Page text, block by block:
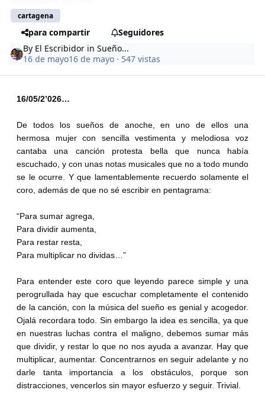
cartagena
para compartir
Seguidores
By El Escribidor inSueño...
16 de mayo16 de mayo · 547 vistas
16/05/2’026…
De todos los sueños de anoche, en uno de ellos una
hermosa mujer con sencilla vestimenta y melodiosa voz
cantaba una canción protesta bella que nunca había
escuchado, y con unas notas musicales que no a todo mundo
se le ocurre. Y que lamentablemente recuerdo solamente el
coro, además de que no sé escribir en pentagrama:
“Para sumar agrega,
Para dividir aumenta,
Para restar resta,
Para multiplicar no dividas…”
Para entender este coro que leyendo parece simple y una
perogrullada hay que escuchar completamente el contenido
de la canción, con la música del sueño es genial y acogedor.
Ojalá recordara todo. Sin embargo la idea es sencilla, ya que
en nuestras luchas contra el maligno, debemos sumar más
que dividir, y restar lo que no nos ayuda a avanzar. Hay que
multiplicar, aumentar. Concentrarnos en seguir adelante y no
darle tanta importancia a los obstáculos, porque son
distracciones, vencerlos sin mayor esfuerzo y seguir. Trivial.